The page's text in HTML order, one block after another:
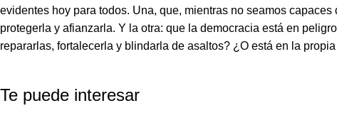
evidentes hoy para todos. Una, que, mientras no seamos
protegerla y afianzarla. Y la otra: que la democracia está en
repararlas, fortalecerla y blindarla de asaltos? ¿O está en la
Te puede interesar